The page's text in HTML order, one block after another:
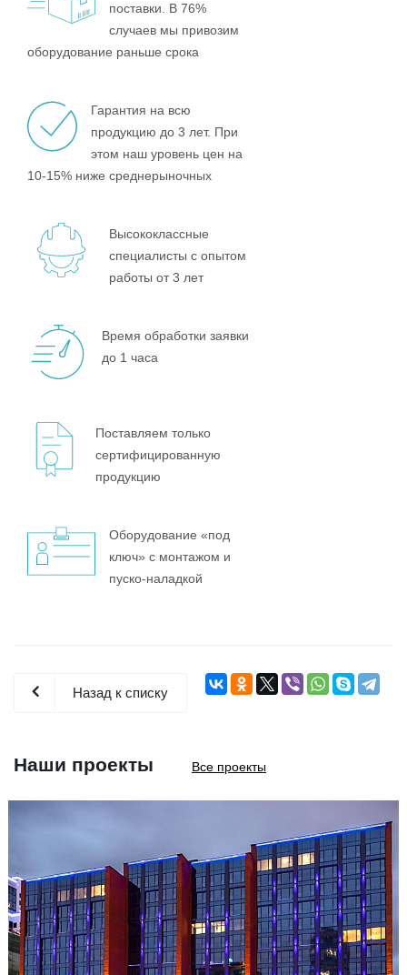
поставки. В 76%
случаев мы привозим
оборудование раньше срока
Гарантия на всю
продукцию до 3 лет. При
этом наш уровень цен на
10-15% ниже среднерыночных
Высококлассные
специалисты с опытом
работы от 3 лет
Время обработки заявки
до 1 часа
Поставляем только
сертифицированную
продукцию
Оборудование «под
ключ» с монтажом и
пуско-наладкой
Назад к списку
Наши проекты Все проекты